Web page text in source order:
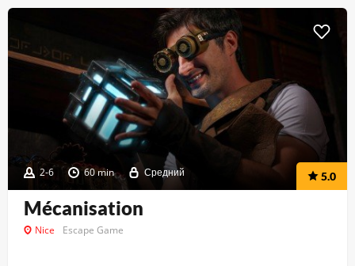
2-6 60 min Средний 5.0
Mécanisation
Nice Escape Game